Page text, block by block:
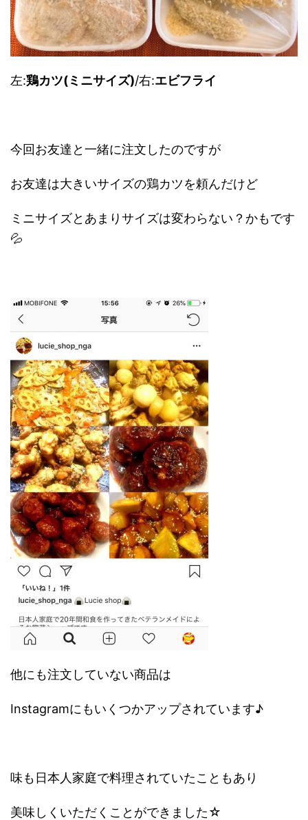
左:鶏カツ(ミニサイズ)/右:エビフライ
今回お友達と一緒に注文したのですが
お友達は大きいサイズの鶏カツを頼んだけど
ミニサイズとあまりサイズは変わらない？かもです
💦
他にも注文していない商品は
Instagramにもいくつかアップされています♪
味も日本人家庭で料理されていたこともあり
美味しくいただくことができました☆